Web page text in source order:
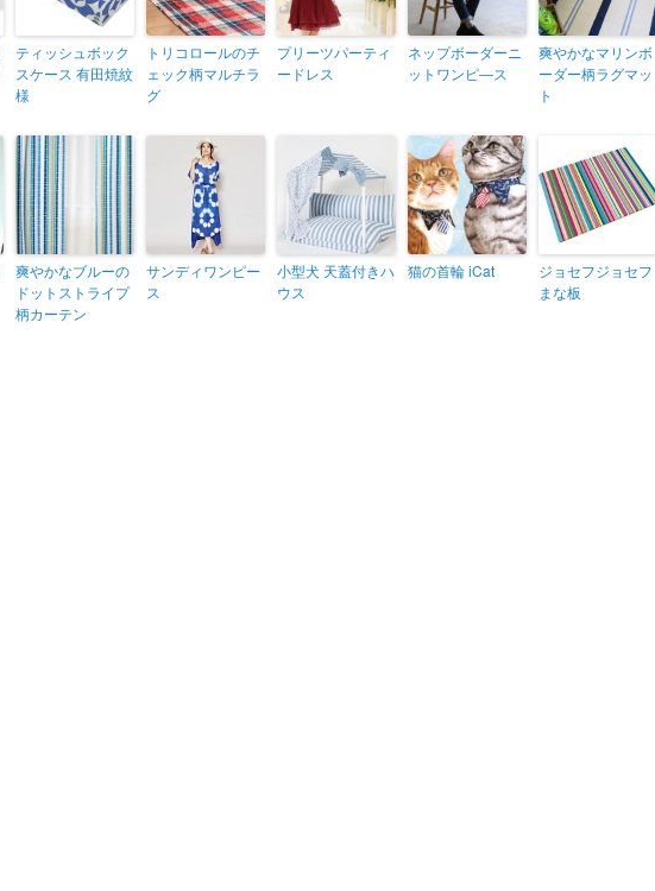
ティッシュボック
スケース 有田焼紋
様
トリコロールのチ
ェック柄マルチラ
グ
プリーツパーティ
ードレス
ネップボーダーニ
ットワンピ―ス
爽やかなマリンボ
ーダー柄ラグマッ
ト
爽やかなブルーの
ドットストライプ
柄カーテン
サンディワンピー
ス
小型犬 天蓋付きハ
ウス
猫の首輪 iCat
ジョセフジョセフ
まな板